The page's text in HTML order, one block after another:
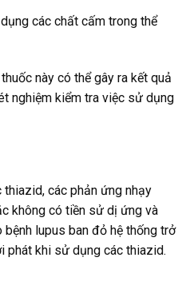
các chất cấm trong thể
này có thể gây ra kết quả
nghiệm kiểm tra việc sử dụng
thiazid, các phản ứng nhạy
không có tiền sử dị ứng và
bệnh lupus ban đỏ hệ thống trở
phát khi sử dụng các thiazid.